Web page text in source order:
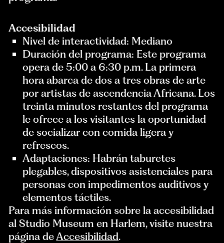
Accesibilidad
Nivel de interactividad: Mediano
Duración del programa: Este programa
opera de 5:00 a 6:30 p.m. La primera
hora abarca de dos a tres obras de arte
por artistas de ascendencia Africana. Los
treinta minutos restantes del programa
le ofrece a los visitantes la oportunidad
de socializar con comida ligera y
refrescos.
Adaptaciones: Habrán taburetes
plegables, dispositivos asistenciales para
personas con impedimentos auditivos y
elementos táctiles.
Para más información sobre la accesibilidad
al Studio Museum en Harlem, visite nuestra
página de Accesibilidad.